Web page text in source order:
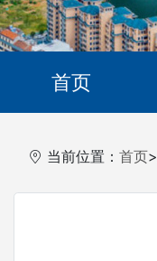
首页
当前位置： 首页>